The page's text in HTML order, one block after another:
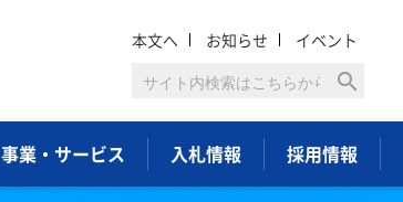
本文へ お知らせ イベント
search
事業・サービス 入札情報 採用情報